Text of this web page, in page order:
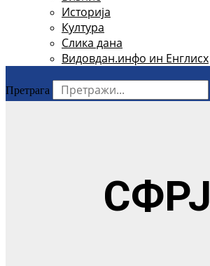
Историја
Култура
Слика дана
Видовдан.инфо ин Енглисх
Претрага
СФРЈ